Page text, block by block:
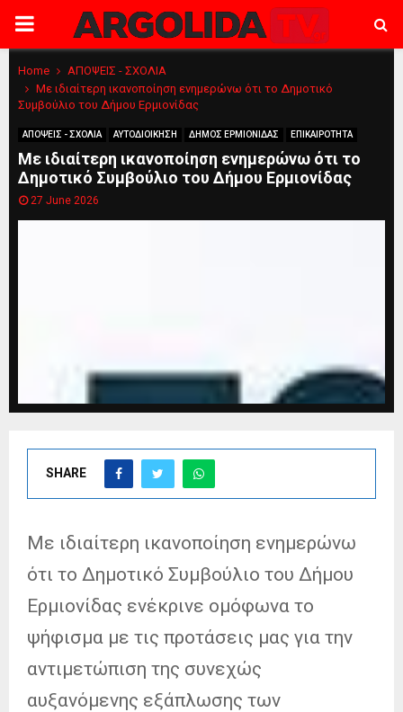
PRIMARY
MENU
Home
ΑΠΟΨΕΙΣ - ΣΧΟΛΙΑ
Με ιδιαίτερη ικανοποίηση ενημερώνω ότι το Δημοτικό
Συμβούλιο του Δήμου Ερμιονίδας
ΑΠΟΨΕΙΣ - ΣΧΟΛΙΑ ΑΥΤΟΔΙΟΙΚΗΣΗ ΔΗΜΟΣ ΕΡΜΙΟΝΙΔΑΣ ΕΠΙΚΑΙΡΟΤΗΤΑ
Με ιδιαίτερη ικανοποίηση ενημερώνω ότι το
Δημοτικό Συμβούλιο του Δήμου Ερμιονίδας
27 June 2026
SHARE
Με ιδιαίτερη ικανοποίηση ενημερώνω
ότι το Δημοτικό Συμβούλιο του Δήμου
Ερμιονίδας ενέκρινε ομόφωνα το
ψήφισμα με τις προτάσεις μας για την
αντιμετώπιση της συνεχώς
αυξανόμενης εξάπλωσης των